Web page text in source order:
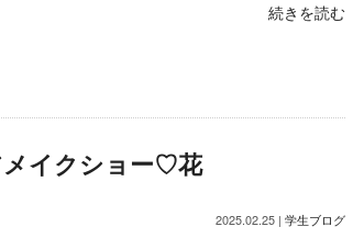
続きを読む
メイクショー♡花
2025.02.25 | 学生ブログ